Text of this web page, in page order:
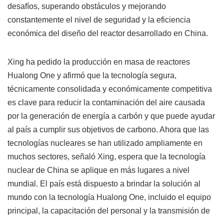
desafíos, superando obstáculos y mejorando
constantemente el nivel de seguridad y la eficiencia
económica del diseño del reactor desarrollado en China.
Xing ha pedido la producción en masa de reactores
Hualong One y afirmó que la tecnología segura,
técnicamente consolidada y económicamente competitiva
es clave para reducir la contaminación del aire causada
por la generación de energía a carbón y que puede ayudar
al país a cumplir sus objetivos de carbono. Ahora que las
tecnologías nucleares se han utilizado ampliamente en
muchos sectores, señaló Xing, espera que la tecnología
nuclear de China se aplique en más lugares a nivel
mundial. El país está dispuesto a brindar la solución al
mundo con la tecnología Hualong One, incluido el equipo
principal, la capacitación del personal y la transmisión de